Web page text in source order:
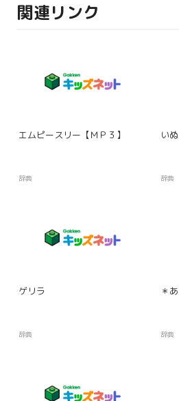
関連リンク
エムピースリー【ＭＰ３】
辞典
い
辞典
ゲリラ
辞典
＊
辞典